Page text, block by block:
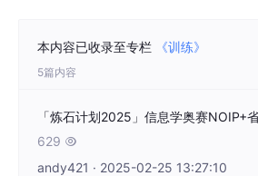
本内容已收录至专栏 《训练》
5篇内容
629 
andy421 · 2025-02-25 13:27:10